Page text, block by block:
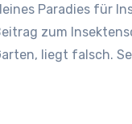
Paradies für
zum
liegt falsch.